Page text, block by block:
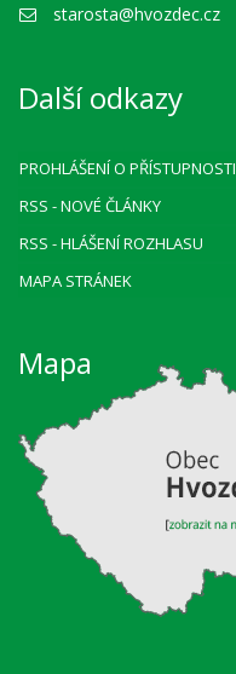
starosta@hvozdec.cz
Další odkazy
PROHLÁŠENÍ O PŘÍSTUPNOSTI
RSS - NOVÉ ČLÁNKY
RSS - HLÁŠENÍ ROZHLASU
MAPA STRÁNEK
Mapa